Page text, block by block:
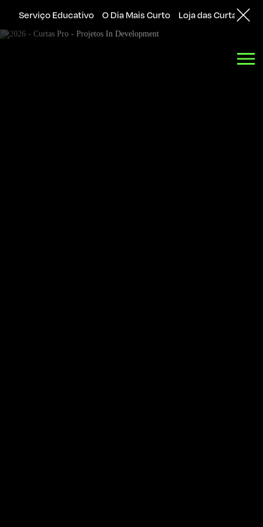
Serviço Educativo O Dia Mais Curto Loja das Curtas
Back